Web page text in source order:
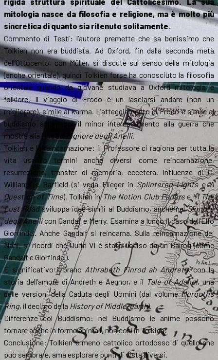
rigida struttura spirituale del Cattolicesimo. La sua
mitologia nasce da filosofia e religione, ma è molto più
sincretica di quanto sia ritenuto solitamente.
Commento di Testi: l’autore premette che sa benissimo che
Tolkien non era buddista. Ad Oxford, fin dalla seconda metà
dell’Ottocento, con Müller, si discute sul senso della mitologia
(anche orientale), quindi Tolkien forse ha conosciuto la filosofia
orientale quando da giovane studiava a Oxford mitologia e
folklore. Il viaggio di Frodo è un lasciarsi andare (non un
migliorare), simile al karma. L’atteggiamento di Frodo è simile al
buddismo anche per il minor interessamento alla guerra che
mostra alla fine del
Signore degli Anelli.
Tolkien e la reincarnazione: il Professore ci ragiona per tutta la
vita usando termini anche diversi come reincarnazione,
resurrezione, transfer di memoria, eccetera. Influenze di C.
Williams e Barfield (si veda Flieger in Splintered LightseA
Question of Time). Tolkien inThe Notion Club Paperse in The
Lost Roadsviluppa idee simili al Buddismo, anche nelSignore
degli Anellicon Gandaf e Merry. Esamina a lungo il caso dell’Elfo
Glorfindel. Anche Gandalf si reincarna. Sulla reincarnazione dei
Nani, si ricordi che Durin VI è stato ucciso da un Balrog (come
Gandalf e Glorfindel).
È significativo il brano Athrabeth Finrod ah Andreth, con la
storia dell’amore di Andreth e Aegnor, e il Tale of Adanel, una
delle versioni della Caduta degli Uomini (dal volumeMorgoth’s
Ring, il decimo della History of Middle-earth).
Differenze col Buddismo: nel Buddismo le anime possono
tornare anche in forme animali, non così in Tolkien.
Conclusione: Tolkien è meno cattolico ortodosso di quello che
può sembrare, ama esplorare punti di vista diversi.